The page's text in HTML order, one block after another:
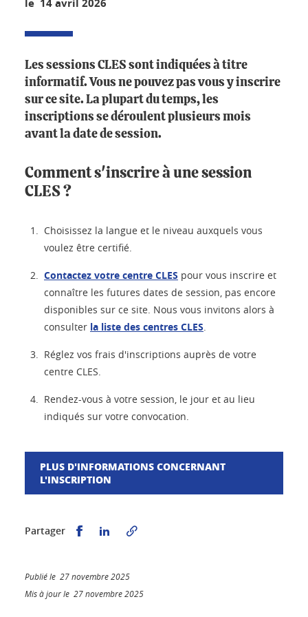
le 14 avril 2026
Les sessions CLES sont indiquées à titre
informatif. Vous ne pouvez pas vous y inscrire
sur ce site. La plupart du temps, les
inscriptions se déroulent plusieurs mois
avant la date de session.
Comment s'inscrire à une session
CLES ?
Choisissez la langue et le niveau auxquels vous
voulez être certifié.
Contactez votre centre CLES pour vous inscrire et
connaître les futures dates de session, pas encore
disponibles sur ce site. Nous vous invitons alors à
consulter la liste des centres CLES.
Réglez vos frais d'inscriptions auprès de votre
centre CLES.
Rendez-vous à votre session, le jour et au lieu
indiqués sur votre convocation.
PLUS D'INFORMATIONS CONCERNANT
L'INSCRIPTION
Partager Partager sur Facebook
Partager sur LinkedIn
Publié le 27 novembre 2025
Mis à jour le 27 novembre 2025